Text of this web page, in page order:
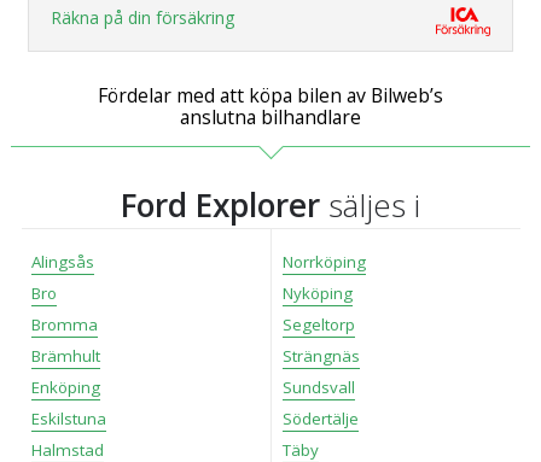
Räkna på din försäkring
Fördelar med att köpa bilen av Bilweb’s
anslutna bilhandlare
Ford Explorer säljes i
Alingsås
Bro
Bromma
Brämhult
Enköping
Eskilstuna
Halmstad
Norrköping
Nyköping
Segeltorp
Strängnäs
Sundsvall
Södertälje
Täby